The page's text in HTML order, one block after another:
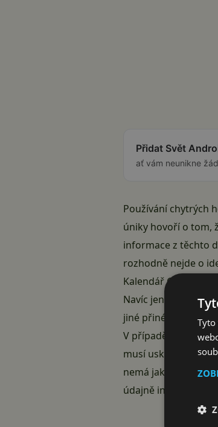
Přidat Svět
ať vám neunikne
Používání chytrých
úniky hovoří o tom,
informace z těchto
rozhodně nejde o
Kalendář Google je
Navíc jen na tři dny
jiné přinést třeba i
V případě Gmailu
musí uskutečnit na
nemá jak vrátit.
údajně interně testují
Tyto